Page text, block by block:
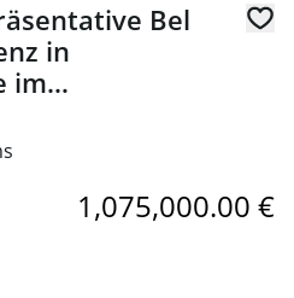
Bel
in
im
zum Kauf in
1,075,000.00 €